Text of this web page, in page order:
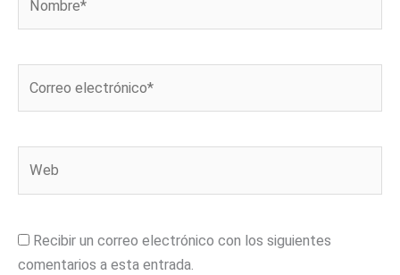
Recibir un correo electrónico con los siguientes
comentarios a esta entrada.